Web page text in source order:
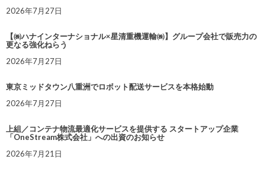
2026年7月27日
【㈱ハナインターナショナル×星清重機運輸㈱】グループ会社で販売力の
更なる強化ねらう
2026年7月27日
東京ミッドタウン八重洲でロボット配送サービスを本格始動
2026年7月27日
上組／コンテナ物流最適化サービスを提供する スタートアップ企業
「OneStream株式会社」への出資のお知らせ
2026年7月21日